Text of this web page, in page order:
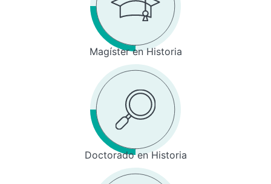
Magíster en Historia
Doctorado en Historia